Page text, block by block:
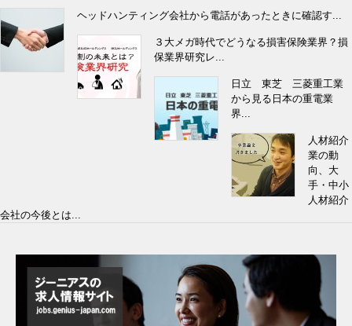
ヘッドハンティング会社から電話があったときに確認す...
３大メガ時代でどうなる損害保険業界？損
保業界研究レ...
日立 東芝 三菱重工業
から見る日本の重電業
界...
人材紹介
業の動
向、大
手・中小
人材紹介
会社の今後とは...